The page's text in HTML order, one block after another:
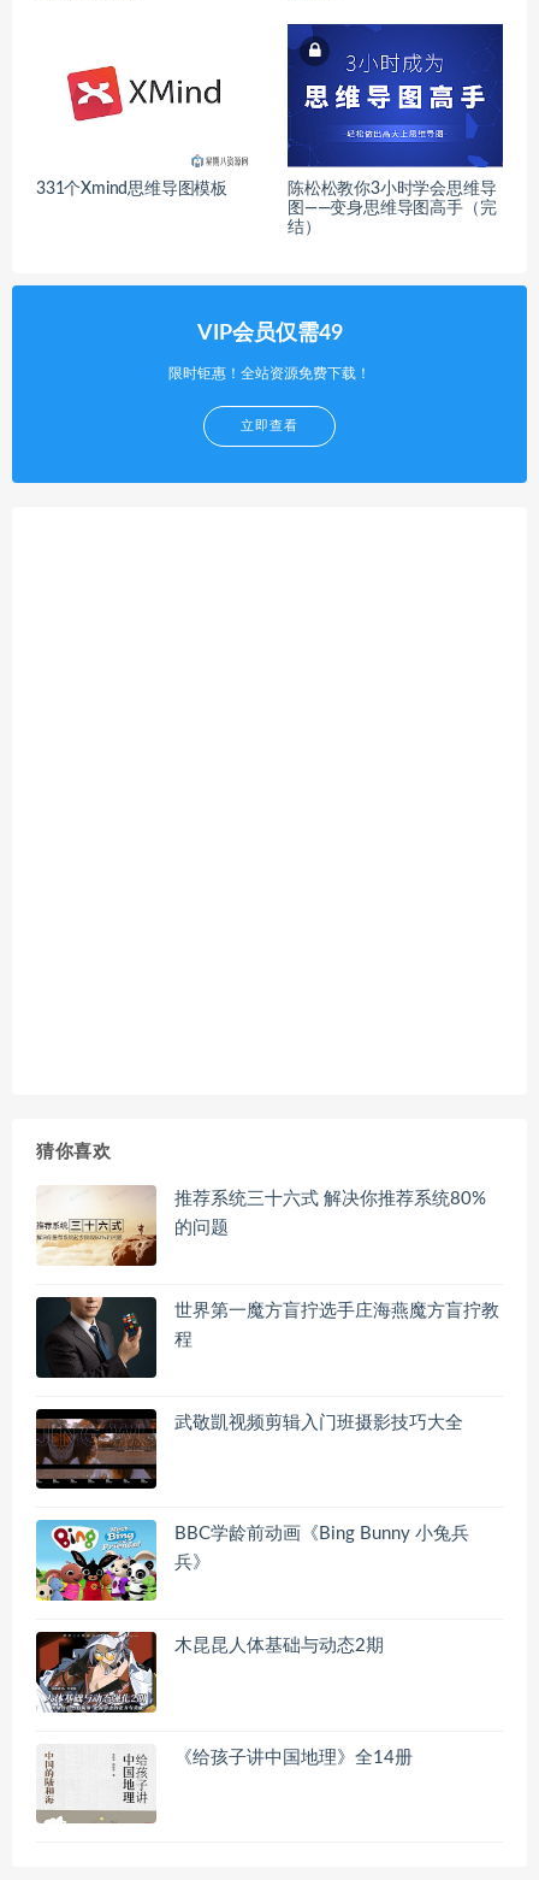
331个Xmind思维导图模板
陈松松教你3小时学会思维导
图——变身思维导图高手（完
结）
VIP会员仅需49
限时钜惠！全站资源免费下载！
立即查看
猜你喜欢
推荐系统三十六式 解决你推荐系统80%
的问题
世界第一魔方盲拧选手庄海燕魔方盲拧教
程
武敬凱视频剪辑入门班摄影技巧大全
BBC学龄前动画《Bing Bunny 小兔兵
兵》
木昆昆人体基础与动态2期
《给孩子讲中国地理》全14册